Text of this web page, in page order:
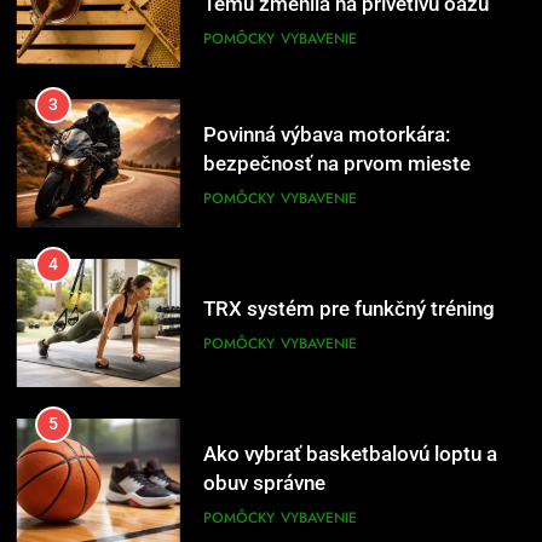
Povinná výbava motorkára:
4
TRX systém pre funkčný tréning
5
Ako vybrať basketbalovú loptu a
6
Ako kombinovať rôzne tréningové